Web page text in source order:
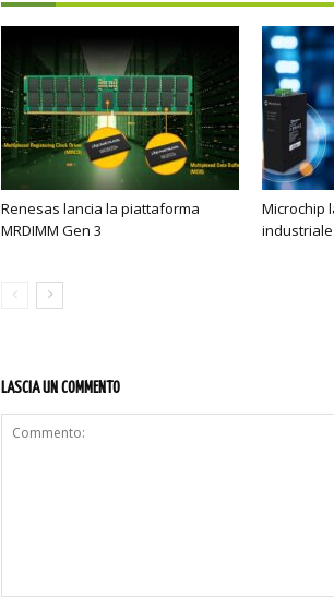
Renesas lancia la piattaforma
MRDIMM Gen 3
Microchip
industriale
LASCIA UN COMMENTO